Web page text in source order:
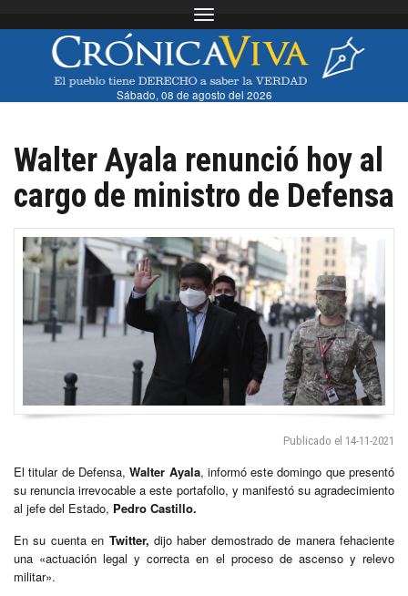
Toggle navigation
Sábado, 08 de agosto del 2026
Walter Ayala renunció hoy al
cargo de ministro de Defensa
Publicado el 14-11-2021
El titular de Defensa,Walter Ayala, informó este domingo que presentó
su renuncia irrevocable a este portafolio, y manifestó su agradecimiento
al jefe del Estado, Pedro Castillo.
En su cuenta en Twitter, dijo haber demostrado de manera fehaciente
una «actuación legal y correcta en el proceso de ascenso y relevo
militar».